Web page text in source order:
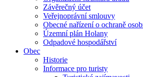
Závěrečný účet
Veřejnoprávní smlouvy
Obecné nařízení o ochraně
Územní plán Holany
Odpadové hospodářství
Obec
Historie
Informace pro turisty